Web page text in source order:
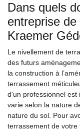
Dans quels
entreprise
Kraemer
Le nivellement de
des futurs
la construction à
terrassement
d'un professionnel est
varie selon la nature
nature du sol. Pour
terrassement de votre